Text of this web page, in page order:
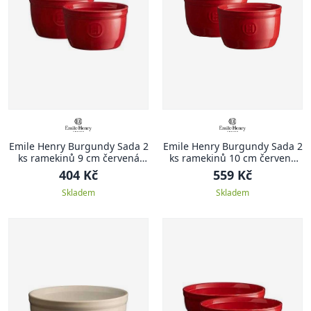
Emile Henry Burgundy Sada 2
ks ramekinů 9 cm červená
Burgundy
404 Kč
Skladem
Emile Henry Burgundy Sada 2
ks ramekinů 10 cm červená
Burgundy
559 Kč
Skladem